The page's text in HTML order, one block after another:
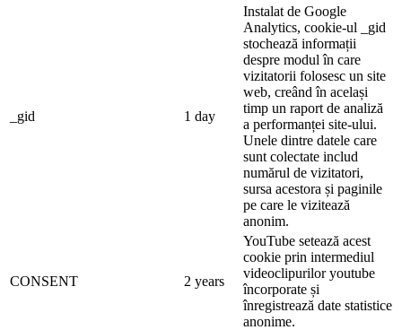
_gid 1 day
Instalat de Google
Analytics, cookie-ul _gid
stochează informații
despre modul în care
vizitatorii folosesc un site
web, creând în același
timp un raport de analiză
a performanței site-ului.
Unele dintre datele care
sunt colectate includ
numărul de vizitatori,
sursa acestora și paginile
pe care le vizitează
anonim.
CONSENT 2 years
YouTube setează acest
cookie prin intermediul
videoclipurilor youtube
încorporate și
înregistrează date statistice
anonime.